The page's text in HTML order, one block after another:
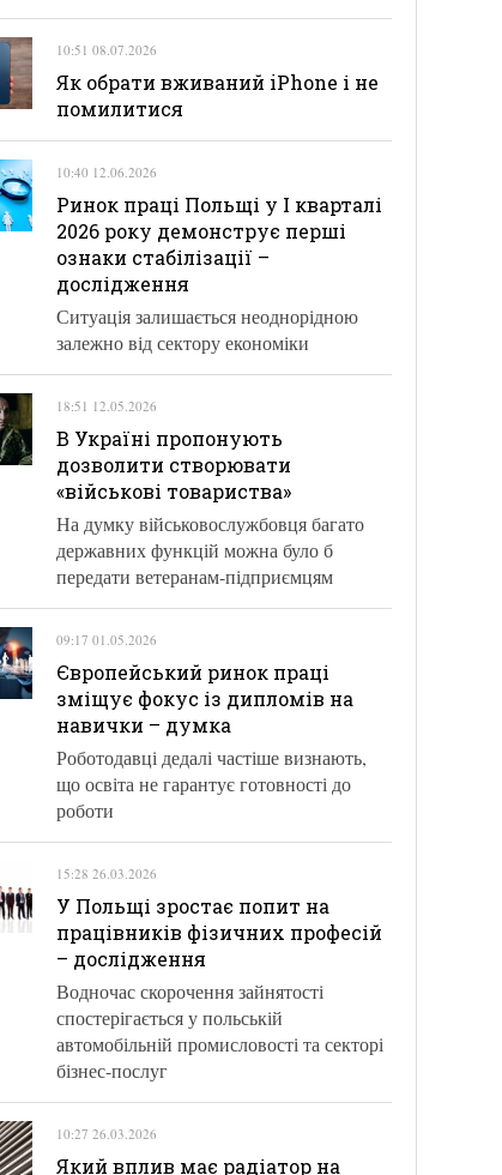
10:51 08.07.2026
Як обрати вживаний iPhone і не
помилитися
10:40 12.06.2026
Ринок праці Польщі у І кварталі
2026 року демонструє перші
ознаки стабілізації –
дослідження
Ситуація залишається неоднорідною
залежно від сектору економіки
18:51 12.05.2026
В Україні пропонують
дозволити створювати
«військові товариства»
На думку військовослужбовця багато
державних функцій можна було б
передати ветеранам-підприємцям
09:17 01.05.2026
Європейський ринок праці
зміщує фокус із дипломів на
навички – думка
Роботодавці дедалі частіше визнають,
що освіта не гарантує готовності до
роботи
15:28 26.03.2026
У Польщі зростає попит на
працівників фізичних професій
– дослідження
Водночас скорочення зайнятості
спостерігається у польській
автомобільній промисловості та секторі
бізнес-послуг
10:27 26.03.2026
Який вплив має радіатор на